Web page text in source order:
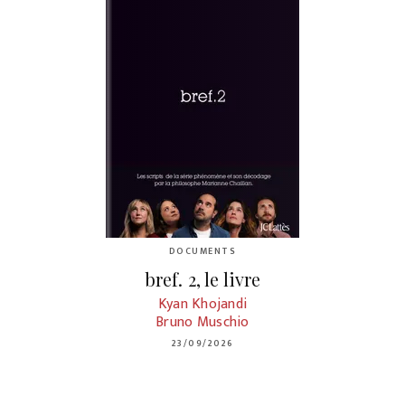
DOCUMENTS
bref. 2, le livre
Kyan Khojandi
Bruno Muschio
23/09/2026